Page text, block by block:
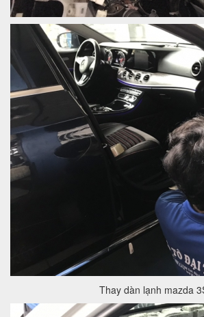
Thay dàn lạnh mazda